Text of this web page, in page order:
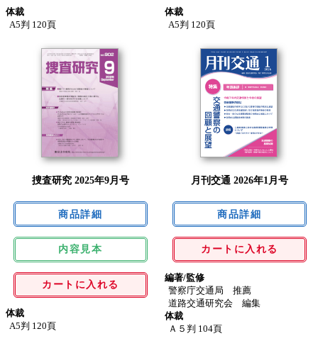
体裁
A5判 120頁
体裁
A5判 120頁
捜査研究 2025年9月号
内容見本
カートに入れる
体裁
A5判 120頁
月刊交通 2026年1月号
カートに入れる
編著/監修
警察庁交通局 推薦
道路交通研究会 編集
体裁
Ａ５判 104頁